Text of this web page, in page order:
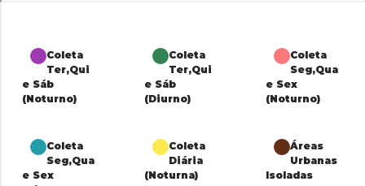
Coleta
Ter,Qui
e Sáb
(Noturno)
Coleta
Ter,Qui
e Sáb
(Diurno)
Coleta
Seg,Qua
e Sex
(Noturno)
Coleta
Seg,Qua
e Sex
Coleta
Diária
(Noturna)
Áreas
Urbanas
Isoladas